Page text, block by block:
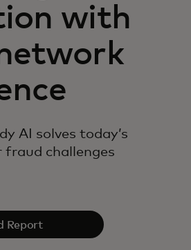
with
AI solves today’s
fraud challenges
Report